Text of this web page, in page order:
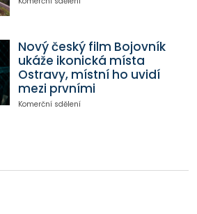
Nový český film Bojovník
ukáže ikonická místa
Ostravy, místní ho uvidí
mezi prvními
Komerční sdělení